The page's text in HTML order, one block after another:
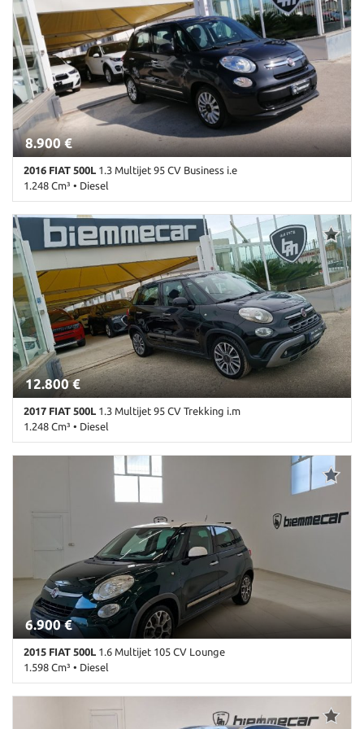
Alzacristalli elettrici • Android Auto • Antifurto • Autoradio •
Autoradio digitale • Bluetooth • Boardcomputer • Chiusura
centralizzata • Climatizzatore • Climatizzatore automatico, 2 zone •
Controllo trazione • Cruise Control • ESP • Immobilizzatore
elettronico • Isofix • MP3 • Sensori di parcheggio posteriori •
Servosterzo • Specchietti laterali elettrici • Start/Stop Automatico
• Touch screen • USB • Volante multifunzione
8.900 €
2016 FIAT 500L 1.3 Multijet 95 CV Business i.e
1.248 Cm³ • Diesel
137.000 Km • Cambio Manuale (5) • Nero metallizzato • 5 Porte •
Airbag • Airbag laterali • Airbag Passeggero • Airbag testa •
Alzacristalli elettrici • Android Auto • Autoradio • Bluetooth •
Boardcomputer • Bracciolo • Cerchi in lega • Chiusura centralizzata
• Climatizzatore automatico, 2 zone • Controllo trazione • Cruise
Control • ESP • Immobilizzatore elettronico • Isofix • MP3 • Sensori
di parcheggio posteriori • Servosterzo • Navigatore satellitare •
Specchietti laterali elettrici • USB • Volante in pelle • Volante
multifunzione
12.800 €
2017 FIAT 500L 1.3 Multijet 95 CV Trekking i.m
1.248 Cm³ • Diesel
108.000 Km • Cambio Manuale (5) • Nero metallizzato • 5 Porte •
Airbag • Airbag laterali • Airbag Passeggero • Airbag testa •
Alzacristalli elettrici • Android Auto • Antifurto • Autoradio •
Bluetooth • Boardcomputer • Cerchi in lega • Chiusura
centralizzata • Climatizzatore • Climatizzatore automatico, 2 zone •
Controllo trazione • Cruise Control • ESP • Fendinebbia •
Immobilizzatore elettronico • Interni in pelle • Isofix • Lettore CD •
Luci diurne • MP3 • Sedili sportivi • Sensore di luce • Sensore di
pioggia • Servosterzo • Specchietti laterali elettrici • Start/Stop
Automatico • Touch screen • USB • Volante in pelle • Volante
multifunzione
6.900 €
2015 FIAT 500L 1.6 Multijet 105 CV Lounge
1.598 Cm³ • Diesel
181.000 Km • Cambio Manuale (6) • Verde metallizzato • 5 Porte •
ABS • Airbag • Airbag laterali • Airbag Passeggero • Airbag testa •
Alzacristalli elettrici • Autoradio • Bluetooth • Cerchi in lega •